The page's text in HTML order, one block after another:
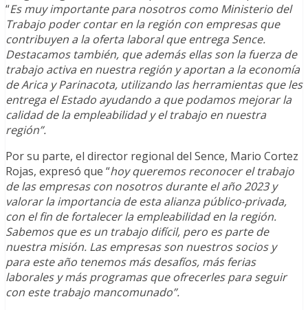
“Es muy importante para nosotros como Ministerio del
Trabajo poder contar en la región con empresas que
contribuyen a la oferta laboral que entrega Sence.
Destacamos también, que además ellas son la fuerza de
trabajo activa en nuestra región y aportan a la economía
de Arica y Parinacota, utilizando las herramientas que les
entrega el Estado ayudando a que podamos mejorar la
calidad de la empleabilidad y el trabajo en nuestra
región”.
Por su parte, el director regional del Sence, Mario Cortez
Rojas, expresó que “hoy queremos reconocer el trabajo
de las empresas con nosotros durante el año 2023 y
valorar la importancia de esta alianza público-privada,
con el fin de fortalecer la empleabilidad en la región.
Sabemos que es un trabajo difícil, pero es parte de
nuestra misión. Las empresas son nuestros socios y
para este año tenemos más desafíos, más ferias
laborales y más programas que ofrecerles para seguir
con este trabajo mancomunado”.